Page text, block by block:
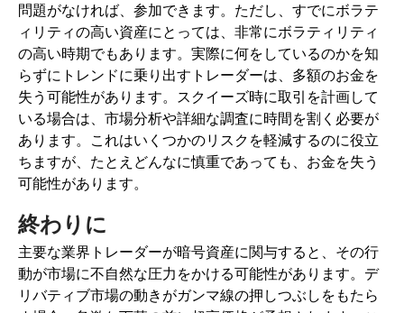
問題がなければ、参加できます。ただし、すでにボラテ
ィリティの高い資産にとっては、非常にボラティリティ
の高い時期でもあります。実際に何をしているのかを知
らずにトレンドに乗り出すトレーダーは、多額のお金を
失う可能性があります。スクイーズ時に取引を計画して
いる場合は、市場分析や詳細な調査に時間を割く必要が
あります。これはいくつかのリスクを軽減するのに役立
ちますが、たとえどんなに慎重であっても、お金を失う
可能性があります。
終わりに
主要な業界トレーダーが暗号資産に関与すると、その行
動が市場に不自然な圧力をかける可能性があります。デ
リバティブ市場の動きがガンマ線の押しつぶしをもたら